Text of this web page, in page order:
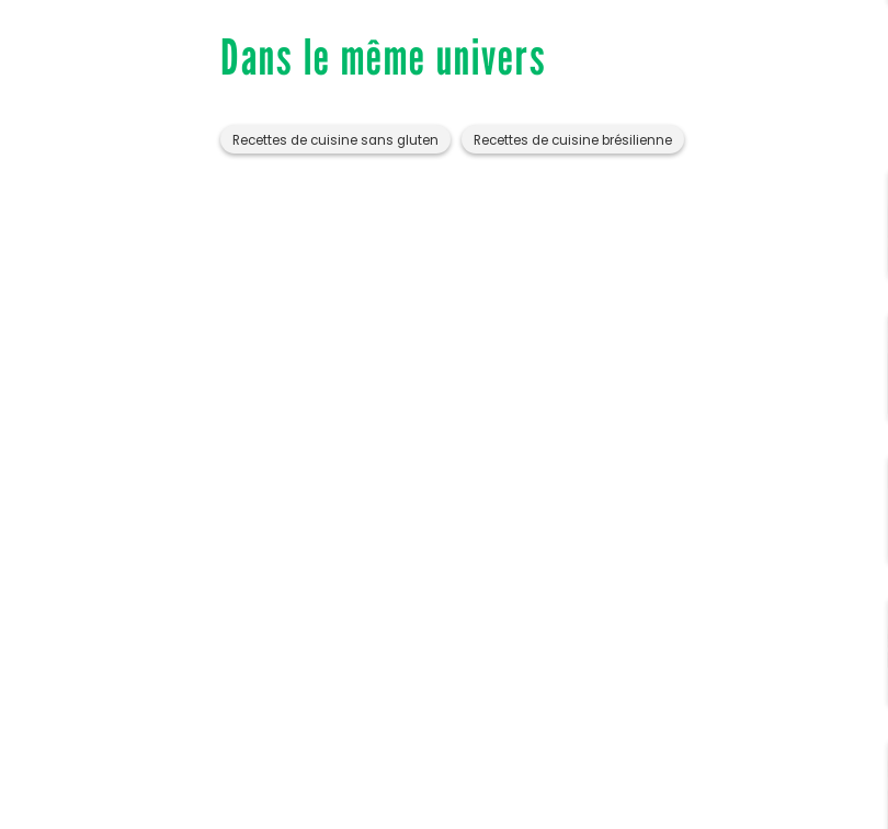
Dans le même univers
Recettes de cuisine sans gluten Recettes de cuisine brésilienne